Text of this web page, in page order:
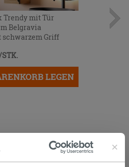
Trendy mit Tür
Belgravia
schwarzem Griff
LEGEN